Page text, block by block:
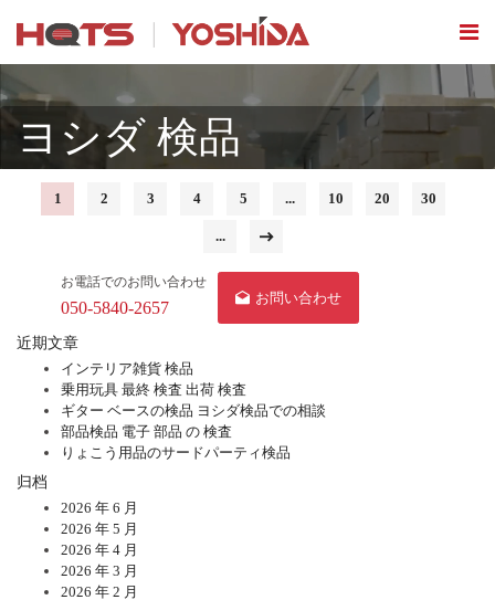
ヨシダ 検品
1 2 3 4 5 ... 10 20 30
... »
お電話でのお問い合わせ
050-5840-2657
お問い合わせ
近期文章
インテリア雑貨 検品
乗用玩具 最終 検査 出荷 検査
ギター ベースの検品 ヨシダ検品での相談
部品検品 電子 部品 の 検査
りょこう用品のサードパーティ検品
归档
2026 年 6 月
2026 年 5 月
2026 年 4 月
2026 年 3 月
2026 年 2 月